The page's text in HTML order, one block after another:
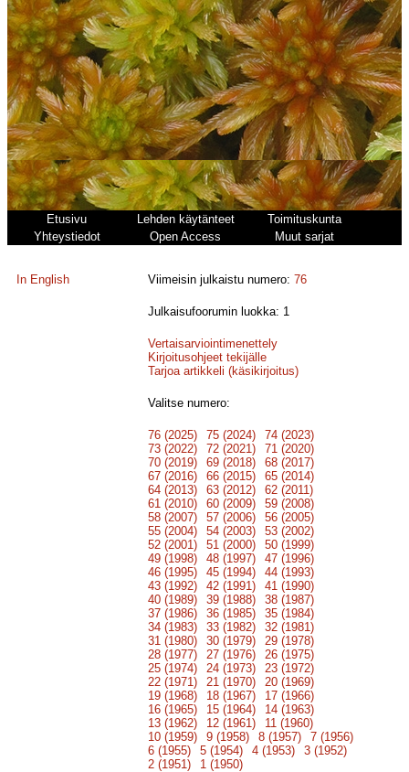
Etusivu Lehden käytänteet
Toimituskunta
Yhteystiedot
Open Access Muut sarjat
In English Viimeisin julkaistu numero:76
Julkaisufoorumin luokka: 1
Vertaisarviointimenettely
Kirjoitusohjeet tekijälle
Tarjoa artikkeli (käsikirjoitus)
Valitse numero:
76 (2025) 75 (2024)
74 (2023)
73 (2022)
72 (2021)
71 (2020)
70 (2019)
69 (2018)
68 (2017)
67 (2016)
66 (2015)
65 (2014)
64 (2013)
63 (2012)
62 (2011)
61 (2010)
60 (2009)
59 (2008)
58 (2007)
57 (2006)
56 (2005)
55 (2004)
54 (2003)
53 (2002)
52 (2001)
51 (2000)
50 (1999)
49 (1998)
48 (1997)
47 (1996)
46 (1995)
45 (1994)
44 (1993)
43 (1992)
42 (1991)
41 (1990)
40 (1989)
39 (1988)
38 (1987)
37 (1986)
36 (1985)
35 (1984)
34 (1983)
33 (1982)
32 (1981)
31 (1980)
30 (1979)
29 (1978)
28 (1977)
27 (1976)
26 (1975)
25 (1974)
24 (1973)
23 (1972)
22 (1971)
21 (1970)
20 (1969)
19 (1968)
18 (1967)
17 (1966)
16 (1965)
15 (1964)
14 (1963)
13 (1962)
12 (1961)
11 (1960)
10 (1959)
9 (1958) 8 (1957)
7 (1956)
6 (1955)
5 (1954) 4 (1953)
3 (1952)
2 (1951)
1 (1950)